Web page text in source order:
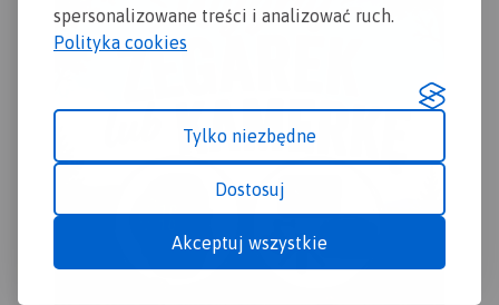
spersonalizowane treści i analizować ruch.
Polityka cookies
Tylko niezbędne
Dostosuj
Akceptuj wszystkie